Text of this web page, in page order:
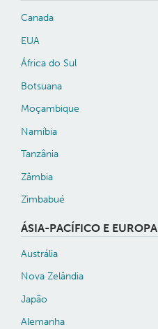
Canada
EUA
África do Sul
Botsuana
Moçambique
Namíbia
Tanzânia
Zâmbia
Zimbabué
ÁSIA-PACÍFICO E EUROPA
Austrália
Nova Zelândia
Japão
Alemanha